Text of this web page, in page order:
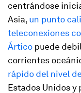
centrándose
Asia, un punto
teleconexiones
Ártico puede
corrientes
rápido del nivel
Estados Unidos y